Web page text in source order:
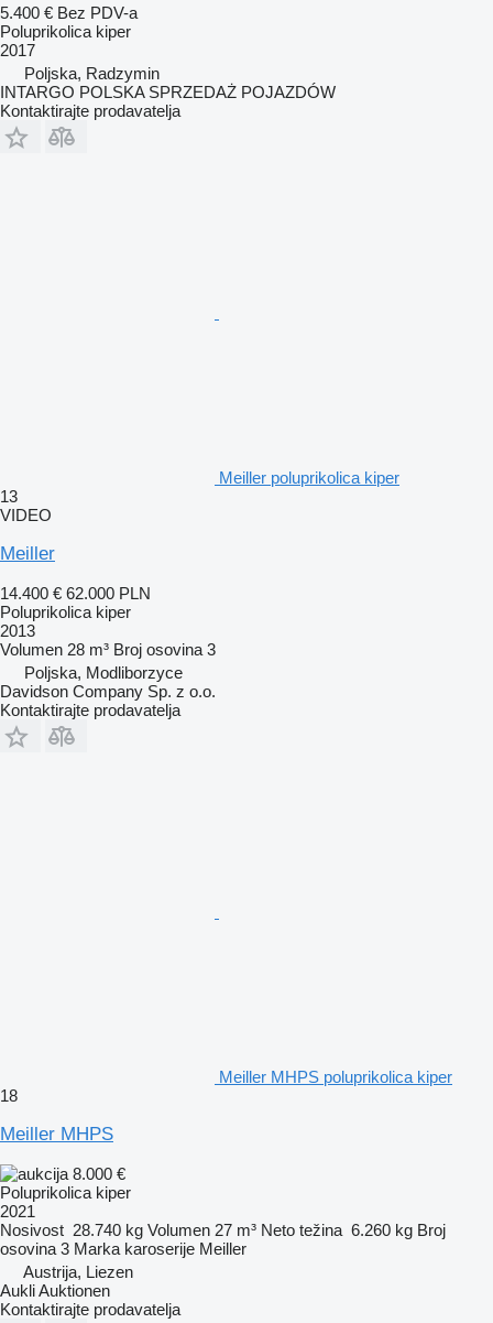
5.400 € Bez PDV-a
Poluprikolica kiper
2017
Poljska, Radzymin
INTARGO POLSKA SPRZEDAŻ POJAZDÓW
Kontaktirajte prodavatelja
Meiller poluprikolica kiper
13
VIDEO
Meiller
14.400 € 62.000 PLN
Poluprikolica kiper
2013
Volumen 28 m³ Broj osovina 3
Poljska, Modliborzyce
Davidson Company Sp. z o.o.
Kontaktirajte prodavatelja
Meiller MHPS poluprikolica kiper
18
Meiller MHPS
8.000 €
Poluprikolica kiper
2021
Nosivost 28.740 kg Volumen 27 m³ Neto težina 6.260 kg Broj
osovina 3 Marka karoserije Meiller
Austrija, Liezen
Aukli Auktionen
Kontaktirajte prodavatelja